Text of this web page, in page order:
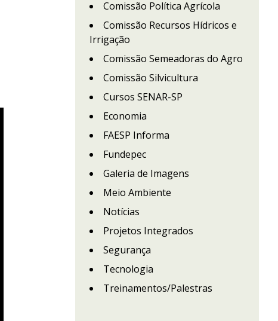
Comissão Política Agrícola
Comissão Recursos Hídricos e
Irrigação
Comissão Semeadoras do Agro
Comissão Silvicultura
Cursos SENAR-SP
Economia
FAESP Informa
Fundepec
Galeria de Imagens
Meio Ambiente
Notícias
Projetos Integrados
Segurança
Tecnologia
Treinamentos/Palestras